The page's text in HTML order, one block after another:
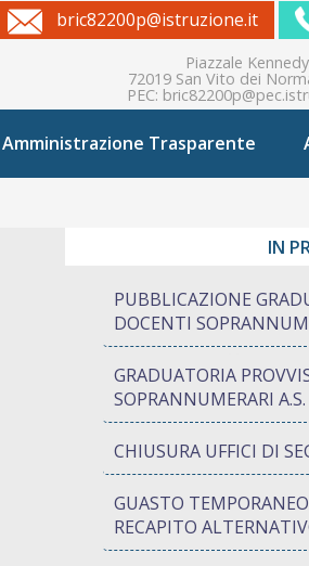
bric82200p@istruzione.it
Piazzale Kennedy
72019 San Vito dei
PEC:
Amministrazione Trasparente
IN
PUBBLICAZIONE
DOCENTI
GRADUATORIA
SOPRANNUMERARI
CHIUSURA UFFICI DI
GUASTO
RECAPITO